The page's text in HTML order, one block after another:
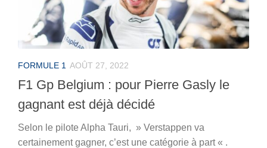
FORMULE 1 AOÛT 27, 2022
F1 Gp Belgium : pour Pierre Gasly le
gagnant est déjà décidé
Selon le pilote Alpha Tauri, » Verstappen va
certainement gagner, c’est une catégorie à part « .